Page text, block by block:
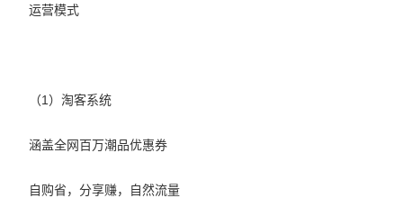
运营模式
（1）淘客系统
涵盖全网百万潮品优惠券
自购省，分享赚，自然流量